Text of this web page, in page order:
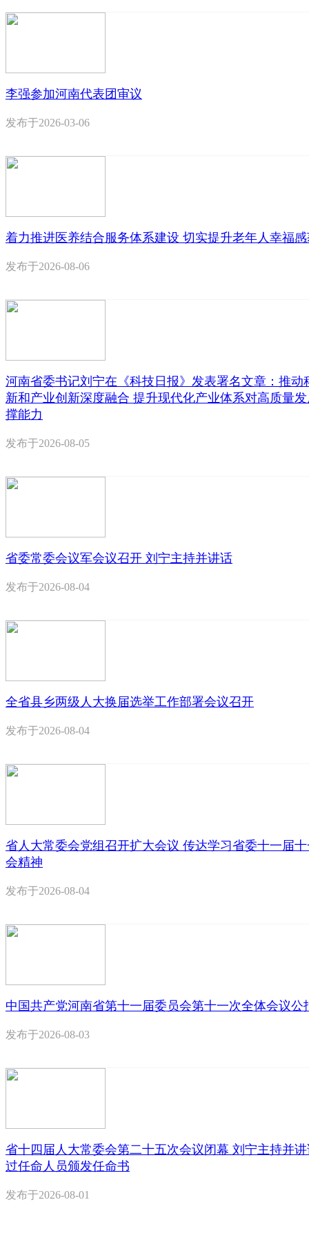
李强参加河南代表团审议
发布于2026-03-06
着力推进医养结合服务体系建设 切实提升老年人幸福
发布于2026-08-06
河南省委书记刘宁在《科技日报》发表署名文章：推动
新和产业创新深度融合 提升现代化产业体系对高质量
撑能力
发布于2026-08-05
省委常委会议军会议召开 刘宁主持并讲话
发布于2026-08-04
全省县乡两级人大换届选举工作部署会议召开
发布于2026-08-04
省人大常委会党组召开扩大会议 传达学习省委十一届
会精神
发布于2026-08-04
中国共产党河南省第十一届委员会第十一次全体会议公
发布于2026-08-03
省十四届人大常委会第二十五次会议闭幕 刘宁主持并
过任命人员颁发任命书
发布于2026-08-01